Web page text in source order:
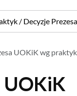
/ Decyzje
UOKiK wg praktyk
UOKiK